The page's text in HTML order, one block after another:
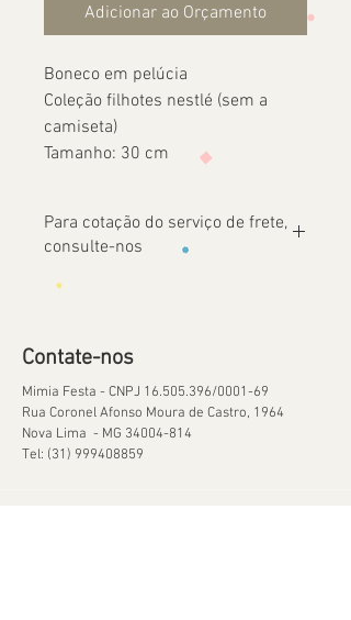
Adicionar ao Orçamento
Boneco em pelúcia
Coleção filhotes nestlé (sem a
camiseta)
Tamanho: 30 cm
Para cotação do serviço de frete,
consulte-nos
Contate-nos
Mimia Festa - CNPJ 16.505.396/0001-69
Rua Coronel Afonso Moura de Castro, 1964
Nova Lima - MG 34004-814
Tel: (31) 999408859